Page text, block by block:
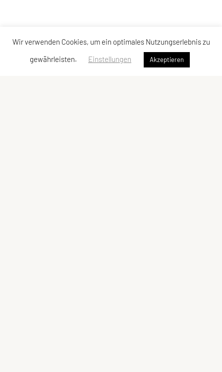
Wir verwenden Cookies, um ein optimales Nutzungserlebnis zu
gewährleisten.
Einstellungen Akzeptieren